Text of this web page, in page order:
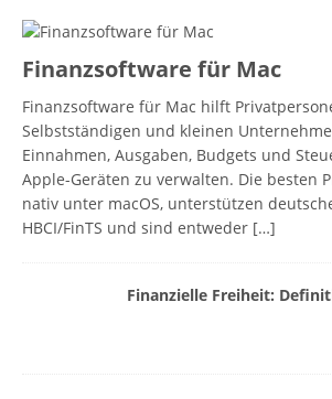
Finanzsoftware für Mac
Finanzsoftware für Mac hilft
Selbstständigen und kleinen
Einnahmen, Ausgaben, Budgets und
Apple-Geräten zu verwalten. Die besten
nativ unter macOS, unterstützen
HBCI/FinTS und sind entweder […]
Finanzielle Freiheit: